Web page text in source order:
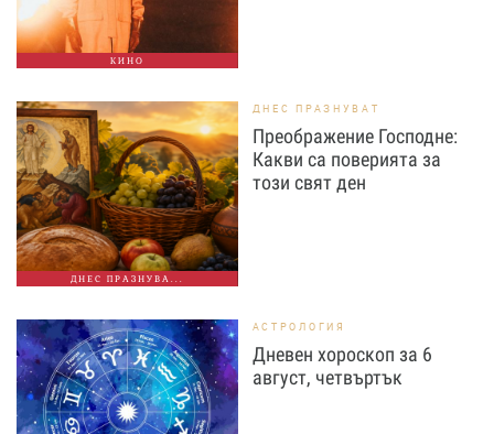
КИНО
ДНЕС ПРАЗНУВА...
ДНЕС ПРАЗНУВАТ
Преображение Господне:
Какви са поверията за
този свят ден
АСТРОЛОГИЯ
Дневен хороскоп за 6
август, четвъртък